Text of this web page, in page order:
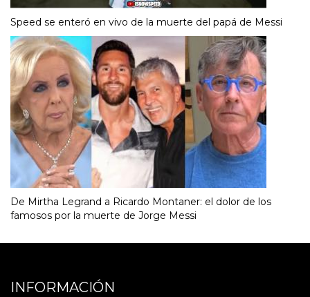
Speed se enteró en vivo de la muerte del papá de Messi
De Mirtha Legrand a Ricardo Montaner: el dolor de los
famosos por la muerte de Jorge Messi
INFORMACIÓN